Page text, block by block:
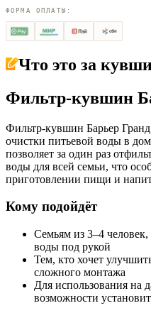
ФОРМА ОПЛАТЫ:
Что это за
Фильтр-кувшин
Фильтр-кувшин Барьер
очистки питьевой воды в
позволяет за один раз
воды для всей семьи, что
приготовлении пищи и
Кому подойдёт
Семьям из 3–4
воды под рукой
Тем, кто хочет
сложного монтажа
Для использования на
возможности